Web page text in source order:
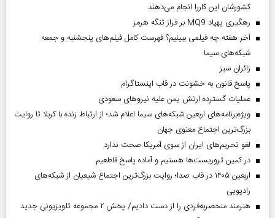
کشورشان این کاررا انجام می‌دهند
رهگیری پهپاد MQ9 بر فراز تنگه هرمز
آخر هفته چه فیلمی ببینیم؟ فهرست کامل فیلم‌های پنجشنبه و جمعه
شبکه‌های سیما
‌زائران سبز
پاسخ قانون به خشونت در قاب اینستاگرام
عملیات گسترده ارتش یمن علیه نیروهای سعودی
ویژه‌برنامه‌های اربعین شبکه‌های سیما اعلام شد؛ از ارتباط زنده با کربلا تا روایت
بزرگ‌ترین اجتماع معنوی جهان
لغو تحریم‌های ایران از سوی آمریکا صحت ندارد
در کمین تروریست‌ها هستیم و آماده پاسخ قاطعیم
اربعین ۱۴۰۵ در قاب صدا؛ روایت بزرگ‌ترین اجتماع شیعیان از شبکه‌های
رادیویی
هنرمند منحصر‌به‌فردی را از دست دادیم/ پخش ۲ مجموعه تلویزیونی جدید